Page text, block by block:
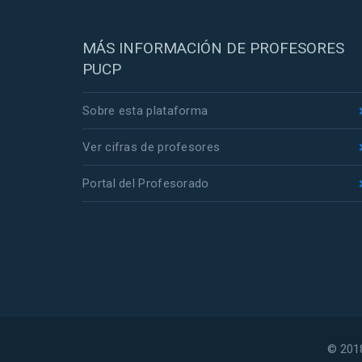
MÁS INFORMACIÓN DE PROFESORES
PUCP
Sobre esta plataforma
Ver cifras de profesores
Portal del Profesorado
©